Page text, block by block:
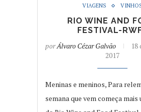
VIAGENS
RIO WINE AND
FESTIVAL-
porÁlvaro Cézar Galvão
18
2017
Meninas e meninos, Para
semana que vem começa mais